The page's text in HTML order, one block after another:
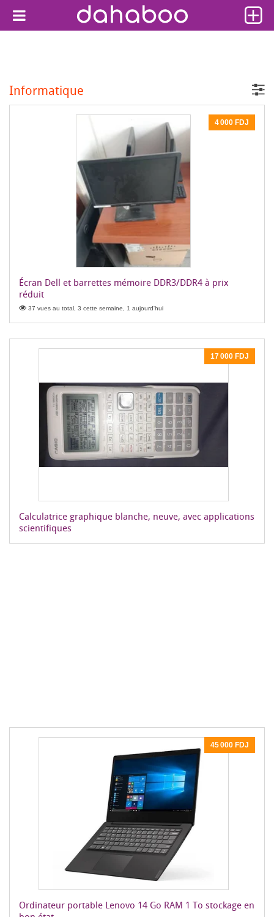
Informatique
4 000 FDJ
Écran Dell et barrettes mémoire DDR3/DDR4 à prix
réduit
37 vues au total, 3 cette semaine, 1 aujourd'hui
17 000 FDJ
Calculatrice graphique blanche, neuve, avec applications
scientifiques
45 000 FDJ
Ordinateur portable Lenovo 14 Go RAM 1 To stockage en